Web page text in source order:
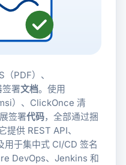
PDF）、
署文档。使用
）、ClickOnce 清
签署代码，全部通过捆
提供 REST API、
于集中式 CI/CD 签名
DevOps、Jenkins 和